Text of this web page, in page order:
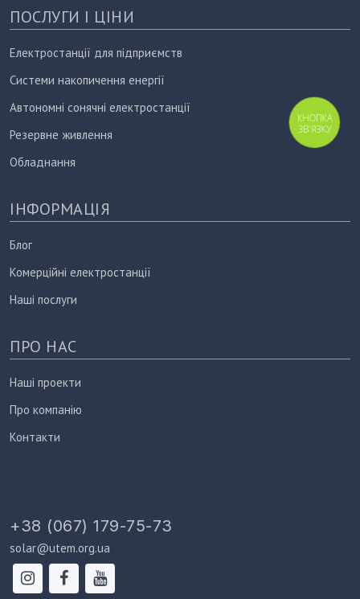
ПОСЛУГИ І ЦІНИ
Електростанції для підприємств
Системи накопичення енергії
Автономні сонячні електростанції
Резервне живлення
Обладнання
ІНФОРМАЦІЯ
Блог
Комерційні електростанції
Наші послуги
ПРО НАС
Наші проекти
Про компанію
Контакти
+38 (067) 179-75-73
solar@utem.org.ua
КНОПКА
ЗВ'ЯЗКУ